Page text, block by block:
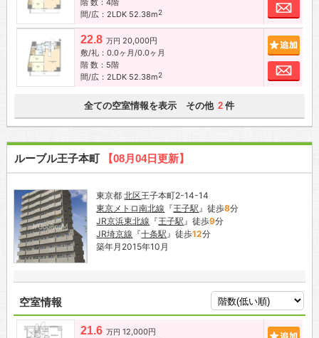
間/広：2LDK 52.38m2
22.8 万円 20,000円
敷/礼：0.0ヶ月/0.0ヶ月
階 数：5階
間/広：2LDK 52.38m2
お
全ての空室情報を表示 その他 2 件
ルーブル王子本町 【08月04日更新】
東京都北区王子本町2-14-14
東京メトロ南北線 『王子駅 』徒歩8分
JR京浜東北線 『王子駅 』徒歩9分
JR埼京線 『十条駅 』徒歩12分
築年月2015年10月
空室情報
21.6 万円 12,000円